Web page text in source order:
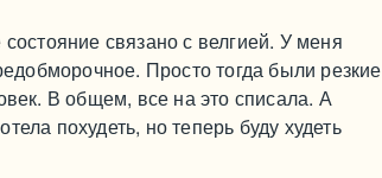
связано с велгией. У меня
Просто тогда были резкие
В общем, все на это списала. А
похудеть, но теперь буду худеть